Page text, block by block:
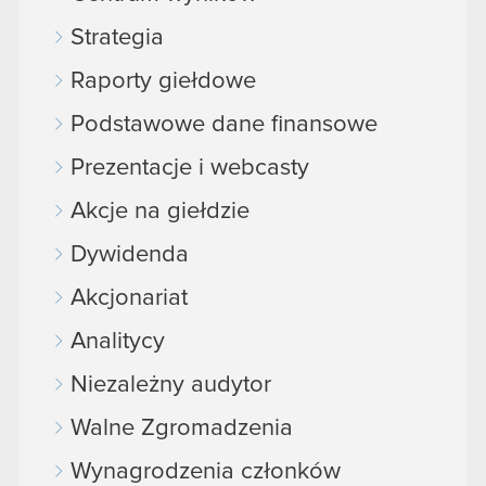
Strategia
Raporty giełdowe
Podstawowe dane finansowe
Prezentacje i webcasty
Akcje na giełdzie
Dywidenda
Akcjonariat
Analitycy
Niezależny audytor
Walne Zgromadzenia
Wynagrodzenia członków